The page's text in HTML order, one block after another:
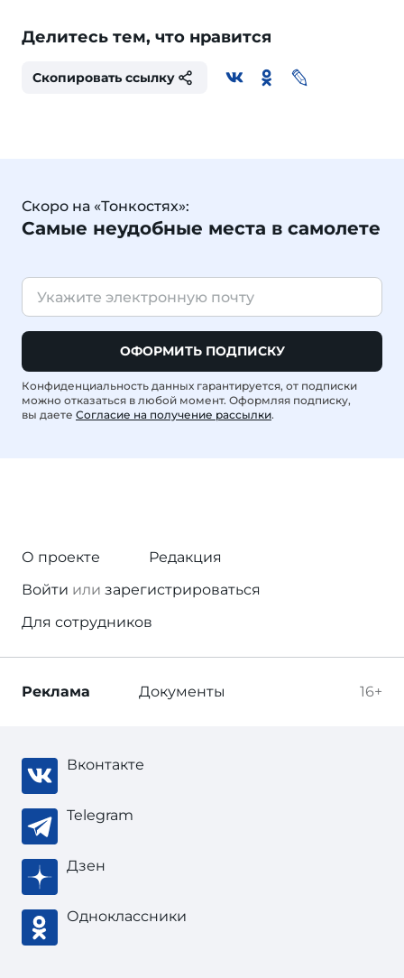
Делитесь тем, что нравится
Скопировать ссылку
Скоро на «Тонкостях»:
Самые неудобные места в самолете
ОФОРМИТЬ ПОДПИСКУ
Конфиденциальность данных гарантируется, от подписки
можно отказаться в любой момент. Оформляя подписку,
вы даете Согласие на получение рассылки.
О проекте
Редакция
Войти или зарегистрироваться
Для сотрудников
16+
Реклама Документы
Вконтакте
Telegram
Дзен
Одноклассники